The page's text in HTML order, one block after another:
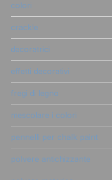
colori
crackle
decoratrici
effetti decorativi
fregi di legno
mescolare i colori
pennelli per chalk paint
polvere antichizzante